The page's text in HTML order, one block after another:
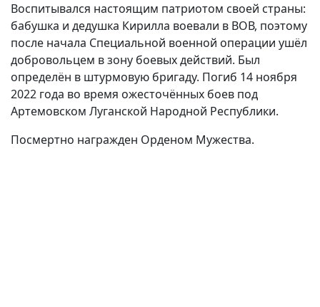
Воспитывался настоящим патриотом своей страны:
бабушка и дедушка Кирилла воевали в ВОВ, поэтому
после начала Специальной военной операции ушёл
добровольцем в зону боевых действий. Был
определён в штурмовую бригаду. Погиб 14 ноября
2022 года во время ожесточённых боев под
Артемовском Луганской Народной Республики.
Посмертно награжден Орденом Мужества.